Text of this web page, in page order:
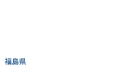
福島県